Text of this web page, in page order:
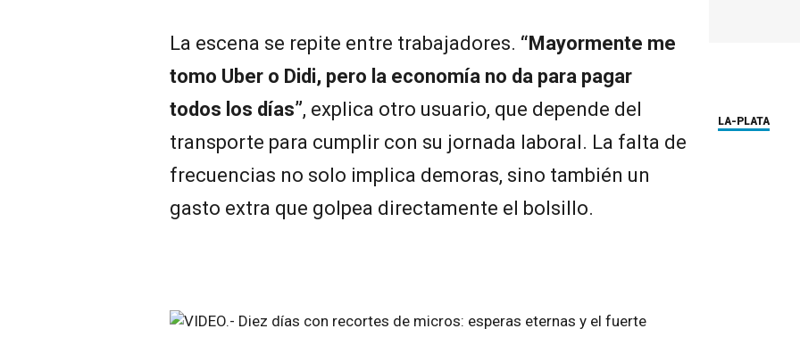
La escena se repite entre trabajadores. “Mayormente me
tomo Uber o Didi, pero la economía no da para pagar
todos los días”, explica otro usuario, que depende del
transporte para cumplir con su jornada laboral. La falta de
frecuencias no solo implica demoras, sino también un
gasto extra que golpea directamente el bolsillo.
LA-PLATA